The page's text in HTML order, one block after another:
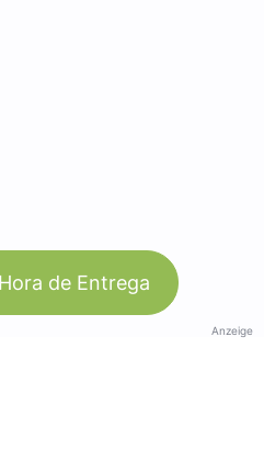
de Entrega
Anzeige